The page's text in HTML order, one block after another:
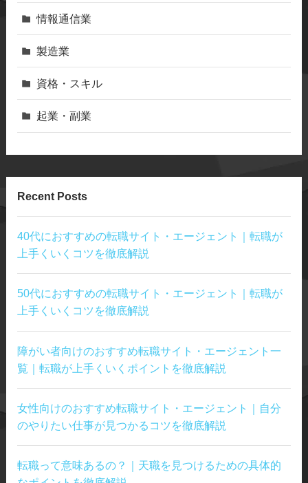
情報通信業
製造業
資格・スキル
起業・副業
Recent Posts
40代におすすめの転職サイト・エージェント｜転職が
上手くいくコツを徹底解説
50代におすすめの転職サイト・エージェント｜転職が
上手くいくコツを徹底解説
障がい者向けのおすすめ転職サイト・エージェント一
覧｜転職が上手くいくポイントを徹底解説
女性向けのおすすめ転職サイト・エージェント｜自分
のやりたい仕事が見つかるコツを徹底解説
転職って意味あるの？｜天職を見つけるための具体的